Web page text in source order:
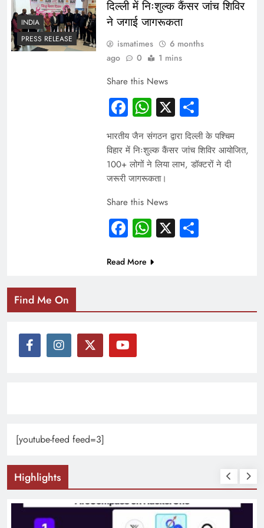
INDIA
PRESS RELEASE
दिल्ली में निःशुल्क कैंसर जांच शिविर
ने जगाई जागरूकता
ismatimes
6 months
ago
0 1 mins
Share this News
Facebook
WhatsApp
X Share
भारतीय जैन संगठन द्वारा दिल्ली के पश्चिम
विहार में निःशुल्क कैंसर जांच शिविर आयोजित,
100+ लोगों ने लिया लाभ, डॉक्टरों ने दी
जरूरी जागरूकता।
Share this News
Facebook
WhatsApp
X Share
Read More
Find Me On
[youtube-feed feed=3]
Highlights